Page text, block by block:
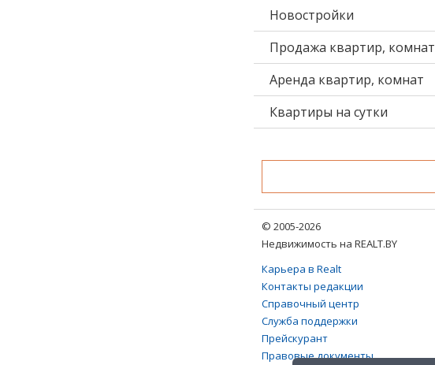
Новостройки
Продажа квартир, комнат
Аренда квартир, комнат
Квартиры на сутки
© 2005-2026
Недвижимость на REALT.BY
Карьера в Realt
Контакты редакции
Справочный центр
Служба поддержки
Прейскурант
Правовые документы